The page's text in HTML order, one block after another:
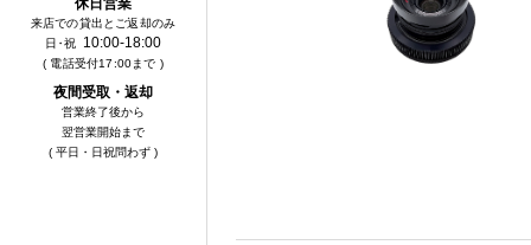
休⽇営業
来店での貸出とご返却のみ
⽇・祝
10:00-18:00
( 電話受付17:00まで )
夜間受取・返却
営業終了後から
翌営業開始まで
( 平日・日祝問わず )